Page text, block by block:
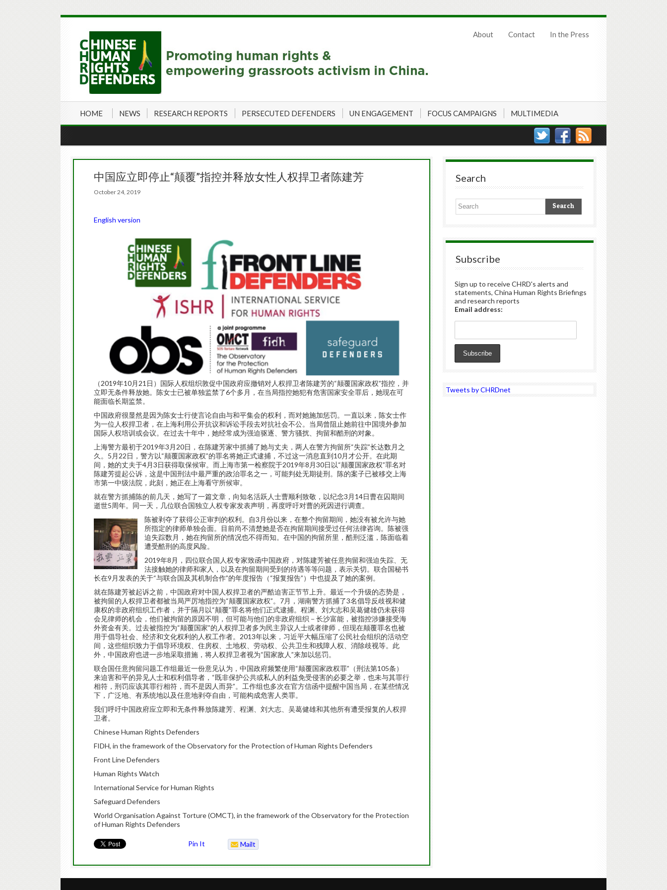
About Contact In the Press
HOME NEWS RESEARCH REPORTS PERSECUTED DEFENDERS UN ENGAGEMENT FOCUS CAMPAIGNS MULTIMEDIA
中国应立即停止“颠覆”指控并释放女性人权捍卫者陈建芳
October 24, 2019
English version
（2019年10月21日）国际人权组织敦促中国政府应撤销对人权捍卫者陈建芳的“颠覆国家政权”指控，并
立即无条件释放她。陈女士已被单独监禁了6个多月，在当局指控她犯有危害国家安全罪后，她现在可
能面临长期监禁。
中国政府很显然是因为陈女士行使言论自由与和平集会的权利，而对她施加惩罚。一直以来，陈女士作
为一位人权捍卫者，在上海利用公开抗议和诉讼手段去对抗社会不公。当局曾阻止她前往中国境外参加
国际人权培训或会议。在过去十年中，她经常成为强迫驱逐、警方骚扰、拘留和酷刑的对象。
上海警方最初于2019年3月20日，在陈建芳家中抓捕了她与丈夫，两人在警方拘留所“失踪”长达数月之
久。5月22日，警方以“颠覆国家政权”的罪名将她正式逮捕，不过这一消息直到10月才公开。在此期
间，她的丈夫于4月3日获得取保候审。而上海市第一检察院于2019年8月30日以“颠覆国家政权”罪名对
陈建芳提起公诉，这是中国刑法中最严重的政治罪名之一，可能判处无期徒刑。陈的案子已被移交上海
市第一中级法院，此刻，她正在上海看守所候审。
就在警方抓捕陈的前几天，她写了一篇文章，向知名活跃人士曹顺利致敬，以纪念3月14日曹在囚期间
逝世5周年。同一天，几位联合国独立人权专家发表声明，再度呼吁对曹的死因进行调查。
陈被剥夺了获得公正审判的权利。自3月份以来，在整个拘留期间，她没有被允许与她
所指定的律师单独会面。目前尚不清楚她是否在拘留期间接受过任何法律咨询。陈被强
迫失踪数月，她在拘留所的情况也不得而知。在中国的拘留所里，酷刑泛滥，陈面临着
遭受酷刑的高度风险。
2019年8月，四位联合国人权专家致函中国政府，对陈建芳被任意拘留和强迫失踪、无
法接触她的律师和家人，以及在拘留期间受到的待遇等等问题，表示关切。联合国秘书
长在9月发表的关于“与联合国及其机制合作”的年度报告（“报复报告”）中也提及了她的案例。
就在陈建芳被起诉之前，中国政府对中国人权捍卫者的严酷迫害正节节上升。最近一个升级的态势是，
被拘留的人权捍卫者都被当局严厉地指控为“颠覆国家政权”。7月，湖南警方抓捕了3名倡导反歧视和健
康权的非政府组织工作者，并于隔月以“颠覆”罪名将他们正式逮捕。程渊、刘大志和吴葛健雄仍未获得
会见律师的机会，他们被拘留的原因不明，但可能与他们的非政府组织－长沙富能，被指控涉嫌接受海
外资金有关。过去被指控为“颠覆国家”的人权捍卫者多为民主异议人士或者律师，但现在颠覆罪名也被
用于倡导社会、经济和文化权利的人权工作者。2013年以来，习近平大幅压缩了公民社会组织的活动空
间，这些组织致力于倡导环境权、住房权、土地权、劳动权、公共卫生和残障人权、消除歧视等。此
外，中国政府也进一步地采取措施，将人权捍卫者视为“国家敌人”来加以惩罚。
联合国任意拘留问题工作组最近一份意见认为，中国政府频繁使用“颠覆国家政权罪”（刑法第105条）
来迫害和平的异见人士和权利倡导者，“既非保护公共或私人的利益免受侵害的必要之举，也未与其罪行
相符，刑罚应该其罪行相符，而不是因人而异”。工作组也多次在官方信函中提醒中国当局，在某些情况
下，广泛地、有系统地以及任意地剥夺自由，可能构成危害人类罪。
我们呼吁中国政府应立即和无条件释放陈建芳、程渊、刘大志、吴葛健雄和其他所有遭受报复的人权捍
卫者。
Chinese Human Rights Defenders
FIDH, in the framework of the Observatory for the Protection of Human Rights Defenders
Front Line Defenders
Human Rights Watch
International Service for Human Rights
Safeguard Defenders
World Organisation Against Torture (OMCT), in the framework of the Observatory for the Protection
of Human Rights Defenders
Pin It
Mailt
Search
Subscribe
Sign up to receive CHRD's alerts and
statements, China Human Rights Briefings
and research reports
Email address:
Tweets by CHRDnet